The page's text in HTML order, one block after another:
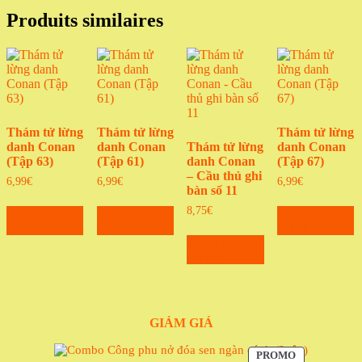
Produits similaires
Thám tử lừng
danh Conan
(Tập 63)
6,99€
Thám tử lừng
danh Conan
(Tập 61)
6,99€
Thám tử lừng
danh Conan
– Cầu thủ ghi
bàn số 11
8,75€
Thám tử lừng
danh Conan
(Tập 67)
6,99€
GIẢM GIÁ
PROMOPRODUIT